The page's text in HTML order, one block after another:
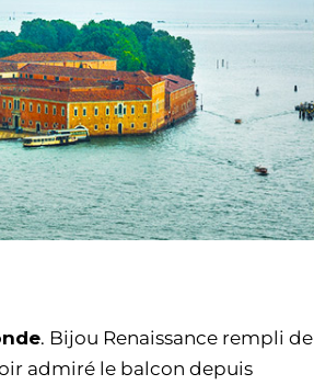
. Bijou Renaissance rempli de
admiré le balcon depuis